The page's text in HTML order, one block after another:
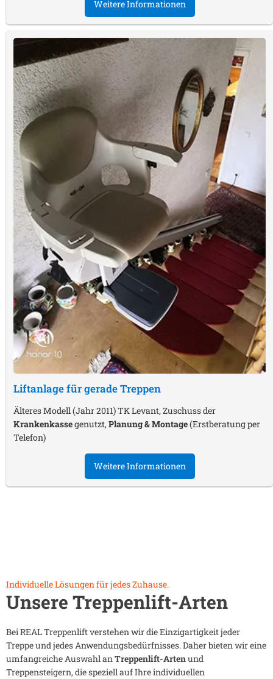
Weitere Informationen
Liftanlage für gerade Treppen
Älteres Modell (Jahr 2011) TK Levant, Zuschuss der
Krankenkassegenutzt,Planung & Montage(Erstberatung per
Telefon)
Weitere Informationen
Individuelle Lösungen für jedes Zuhause.
Unsere Treppenlift-Arten
Bei REAL Treppenlift verstehen wir die Einzigartigkeit jeder
Treppe und jedes Anwendungsbedürfnisses. Daher bieten wir eine
umfangreiche Auswahl anTreppenlift-Artenund
Treppensteigern, die speziell auf Ihre individuellen